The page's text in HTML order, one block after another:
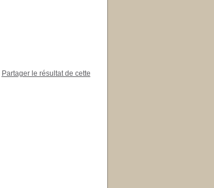
Partager le résultat de cette